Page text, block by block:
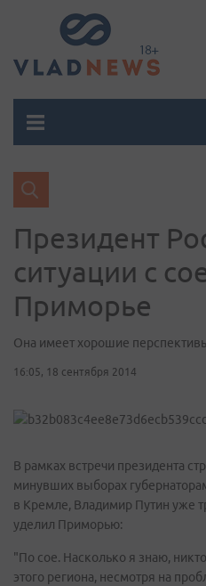
Президент
ситуации с
Приморье
Она имеет хорошие
16:05, 18 сентября 2014
В рамках встречи президента
минувших выборах
в Кремле, Владимир Путин уже
уделил Приморью:
"По сое. Насколько я знаю,
этого региона, несмотря на